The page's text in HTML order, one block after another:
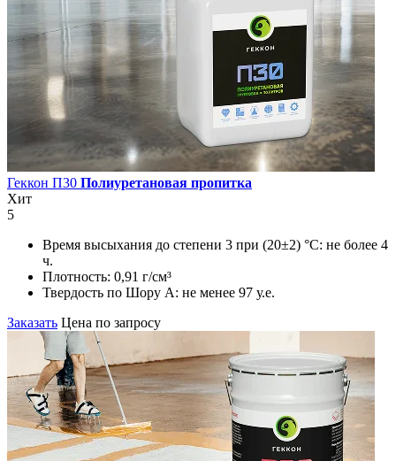
Геккон П30 Полиуретановая пропитка
Хит
5
Время высыхания до степени 3 при (20±2) °С: не более 4
ч.
Плотность: 0,91 г/см³
Твердость по Шору А: не менее 97 у.е.
Заказать Цена по запросу